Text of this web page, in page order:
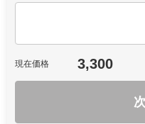
現在価格 3,300